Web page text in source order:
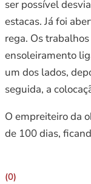
ser possível
estacas. Já foi
rega. Os
ensoleiramento
um dos lados,
seguida, a
O empreiteiro da
de 100 dias,
(0)